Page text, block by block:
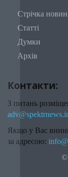
Стрічка новин
Статті
Думки
Архів
Контакти:
З питань
Якщо у Вас
за адресою:
©